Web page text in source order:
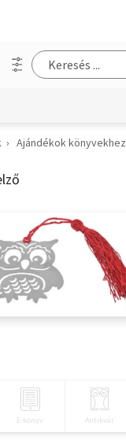
Ajándékok könyvekhez
E-könyv Antikvár